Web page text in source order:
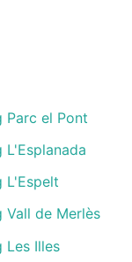
Parc el Pont
L'Espelt
Vall de Merlès
Les Illes